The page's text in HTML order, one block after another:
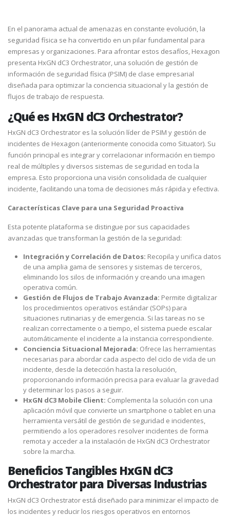
En el panorama actual de amenazas en constante evolución, la
seguridad física se ha convertido en un pilar fundamental para
empresas y organizaciones. Para afrontar estos desafíos, Hexagon
presenta HxGN dC3 Orchestrator, una solución de gestión de
información de seguridad física (PSIM) de clase empresarial
diseñada para optimizar la conciencia situacional y la gestión de
flujos de trabajo de respuesta.
¿Qué es HxGN dC3 Orchestrator?
HxGN dC3 Orchestrator es la solución líder de PSIM y gestión de
incidentes de Hexagon (anteriormente conocida como Situator). Su
función principal es integrar y correlacionar información en tiempo
real de múltiples y diversos sistemas de seguridad en toda la
empresa. Esto proporciona una visión consolidada de cualquier
incidente, facilitando una toma de decisiones más rápida y efectiva.
Características Clave para una Seguridad Proactiva
Esta potente plataforma se distingue por sus capacidades
avanzadas que transforman la gestión de la seguridad:
Integración y Correlación de Datos: Recopila y unifica datos
de una amplia gama de sensores y sistemas de terceros,
eliminando los silos de información y creando una imagen
operativa común.
Gestión de Flujos de Trabajo Avanzada: Permite digitalizar
los procedimientos operativos estándar (SOPs) para
situaciones rutinarias y de emergencia. Si las tareas no se
realizan correctamente o a tiempo, el sistema puede escalar
automáticamente el incidente a la instancia correspondiente.
Conciencia Situacional Mejorada: Ofrece las herramientas
necesarias para abordar cada aspecto del ciclo de vida de un
incidente, desde la detección hasta la resolución,
proporcionando información precisa para evaluar la gravedad
y determinar los pasos a seguir.
HxGN dC3 Mobile Client: Complementa la solución con una
aplicación móvil que convierte un smartphone o tablet en una
herramienta versátil de gestión de seguridad e incidentes,
permitiendo a los operadores resolver incidentes de forma
remota y acceder a la instalación de HxGN dC3 Orchestrator
sobre la marcha.
Beneficios Tangibles HxGN dC3
Orchestrator para Diversas Industrias
HxGN dC3 Orchestrator está diseñado para minimizar el impacto de
los incidentes y reducir los riesgos operativos en entornos